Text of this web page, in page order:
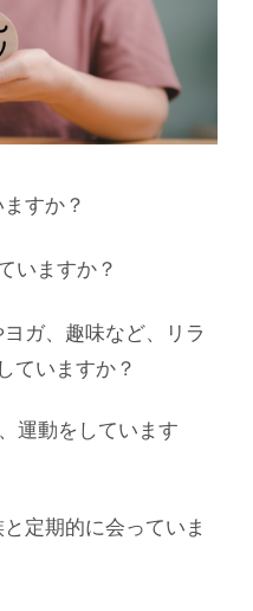
すか？
いますか？
ガ、趣味など、リラ
ていますか？
運動をしています
定期的に会っていま